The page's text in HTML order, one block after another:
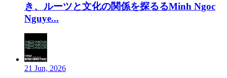
き、ルーツと文化の関係を探るるMinh Ngoc
Nguye...
21 Jun, 2026